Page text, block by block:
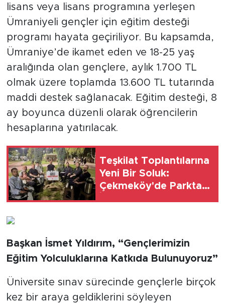
lisans veya lisans programına yerleşen
Ümraniyeli gençler için eğitim desteği
programı hayata geçiriliyor. Bu kapsamda,
Ümraniye’de ikamet eden ve 18-25 yaş
aralığında olan gençlere, aylık 1.700 TL
olmak üzere toplamda 13.600 TL tutarında
maddi destek sağlanacak. Eğitim desteği, 8
ay boyunca düzenli olarak öğrencilerin
hesaplarına yatırılacak.
Teşkilat Toplantılarına
Yeni Bir Soluk:
Çekmeköy'de Parkta
Başkan İsmet Yıldırım, “Gençlerimizin
Eğitim Yolculuklarına Katkıda Bulunuyoruz”
Üniversite sınav sürecinde gençlerle birçok
kez bir araya geldiklerini söyleyen